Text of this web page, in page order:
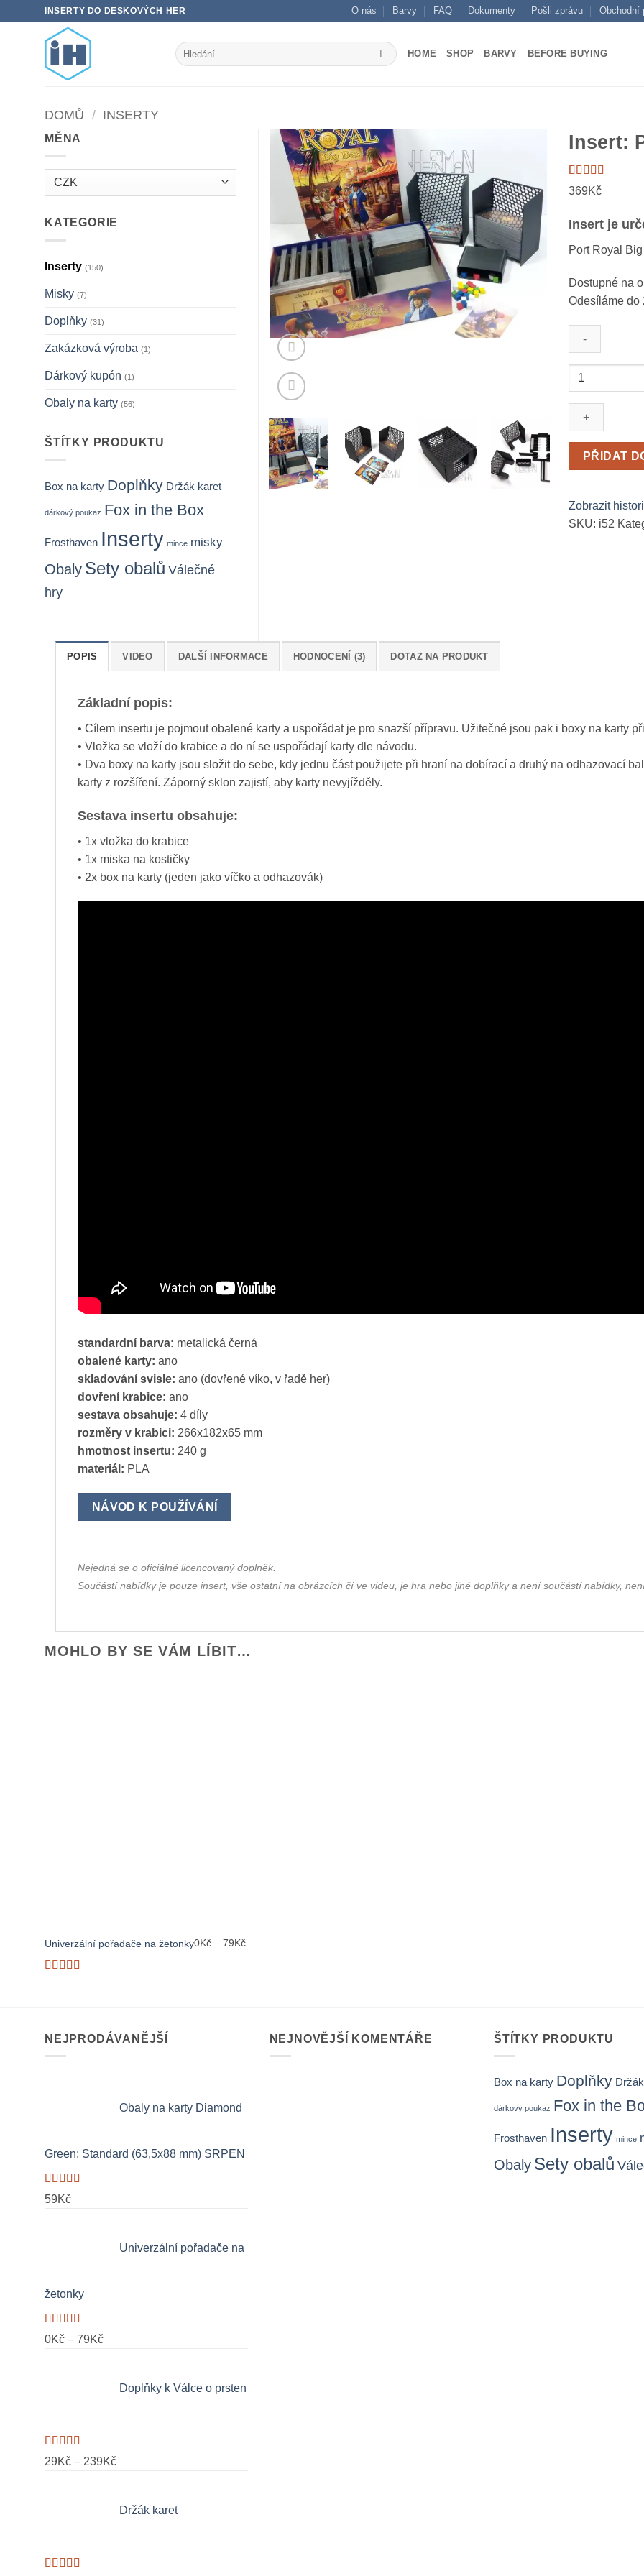
PřeskočitINSERTY DO DESKOVÝCH HER O nás Barvy FAQ Dokumenty Pošli zprávu Obchodní
Hledat:
HOME SHOP BARVY BEFORE BUYING
DOMŮ / INSERTY
Insert:
Hodnoceno
5 z 5 na
3
hodnocení
zákazníků
369Kč
Insert je
Port Royal
Dostupné na
Odesíláme do
Insert:
Royal
Big
množství
PŘIDAT
Zobrazit
SKU: i52
MĚNA
KATEGORIE
Inserty (150)
Misky (7)
Doplňky (31)
Zakázková výroba (1)
Dárkový kupón (1)
Obaly na karty (56)
ŠTÍTKY PRODUKTU
Box na karty Doplňky Držák karet
dárkový poukaz Fox in the Box
Frosthaven Inserty mince misky
Obaly Sety obalů Válečné
hry
POPIS VIDEO DALŠÍ INFORMACE HODNOCENÍ (3) DOTAZ NA PRODUKT
Základní popis:
• Cílem insertu je pojmout obalené karty a uspořádat je pro snazší přípravu. Užitečné jsou pak i boxy na karty
• Vložka se vloží do krabice a do ní se uspořádají karty dle návodu.
• Dva boxy na karty jsou složit do sebe, kdy jednu část použijete při hraní na dobírací a druhý na odhazovací
karty z rozšíření. Záporný sklon zajistí, aby karty nevyjížděly.
Sestava insertu obsahuje:
• 1x vložka do krabice
• 1x miska na kostičky
• 2x box na karty (jeden jako víčko a odhazovák)
standardní barva: metalická černá
obalené karty: ano
skladování svisle: ano (dovřené víko, v řadě her)
dovření krabice: ano
sestava obsahuje: 4 díly
rozměry v krabici: 266x182x65 mm
hmotnost insertu: 240 g
materiál: PLA
NÁVOD K POUŽÍVÁNÍ
Nejedná se o oficiálně licencovaný doplněk.
Součástí nabídky je pouze insert, vše ostatní na obrázcích čí ve videu, je hra nebo jiné doplňky a není součástí nabídky,
MOHLO BY SE VÁM LÍBIT…
Univerzální pořadače na žetonky0Kč – 79KčRozpětí
NEJPRODÁVANĚJŠÍ
Obaly na karty Diamond
Green: Standard (63,5x88 mm) SRPEN
Hodnocení
5.00z 5
59Kč
Univerzální pořadače na
žetonky
Hodnocení
5.00 z 5
0Kč – 79KčRozpětí
Doplňky k Válce o prsten
Hodnocení
5.00z 5
29Kč – 239KčRozpětí
až
Držák karet
NEJNOVĚJŠÍ KOMENTÁŘE ŠTÍTKY PRODUKTU
Box na karty Doplňky
dárkový poukaz Fox in the
Frosthaven Inserty mince
Obaly Sety obalů